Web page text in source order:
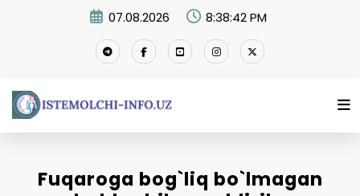
07.08.2026 8:38:43 PM
Fuqaroga bog`liq bo`lmagan